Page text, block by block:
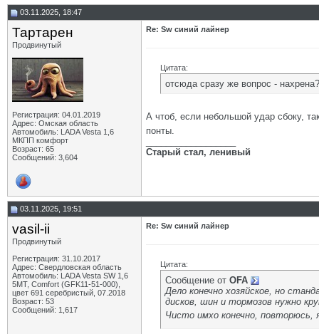
03.11.2025, 18:47
Тартарен
Продвинутый
Регистрация: 04.01.2019
Адрес: Омская область
Автомобиль: LADA Vesta 1,6
МКПП комфорт
Возраст: 65
Сообщений: 3,604
Re: Sw синий лайнер
Цитата:
отсюда сразу же вопрос -
А чтоб, если небольшой удар сбоку,
понты.
Старый стал, ленивый
03.11.2025, 19:51
vasil-ii
Продвинутый
Регистрация: 31.10.2017
Адрес: Свердловская область
Автомобиль: LADA Vesta SW 1,6
5МТ, Comfort (GFK11-51-000),
цвет 691 серебристый, 07.2018
Возраст: 53
Сообщений: 1,617
Re: Sw синий лайнер
Цитата:
Сообщение от OFA
Дело конечно хозяйское, но
дисков, шин и тормозов нужно
Чисто имхо конечно, повторюсь,